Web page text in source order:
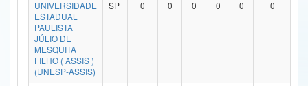
Secretaria de Governo
Gabinete de Segurança Institucional
Advocacia-Geral da União
UNIVERSIDADE
ESTADUAL
PAULISTA
JÚLIO DE
MESQUITA
FILHO ( ASSIS )
(UNESP-ASSIS)
SP 0 0 0 0 0 0